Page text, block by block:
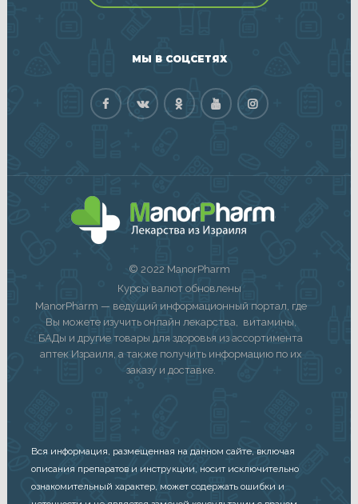
МЫ В СОЦСЕТЯХ
© 2022 ManorPharm
Курсы валют обновлены
ManorPharm — ведущий информационный портал, где
Вы можете изучить онлайн лекарства, витамины,
БАДы и другие товары для здоровья из ассортимента
аптек Израиля, а также получить информацию по их
заказу и доставке.
Вся информация, размещенная на данном сайте, включая
описания препаратов и инструкции, носит исключительно
ознакомительный характер, может содержать ошибки и